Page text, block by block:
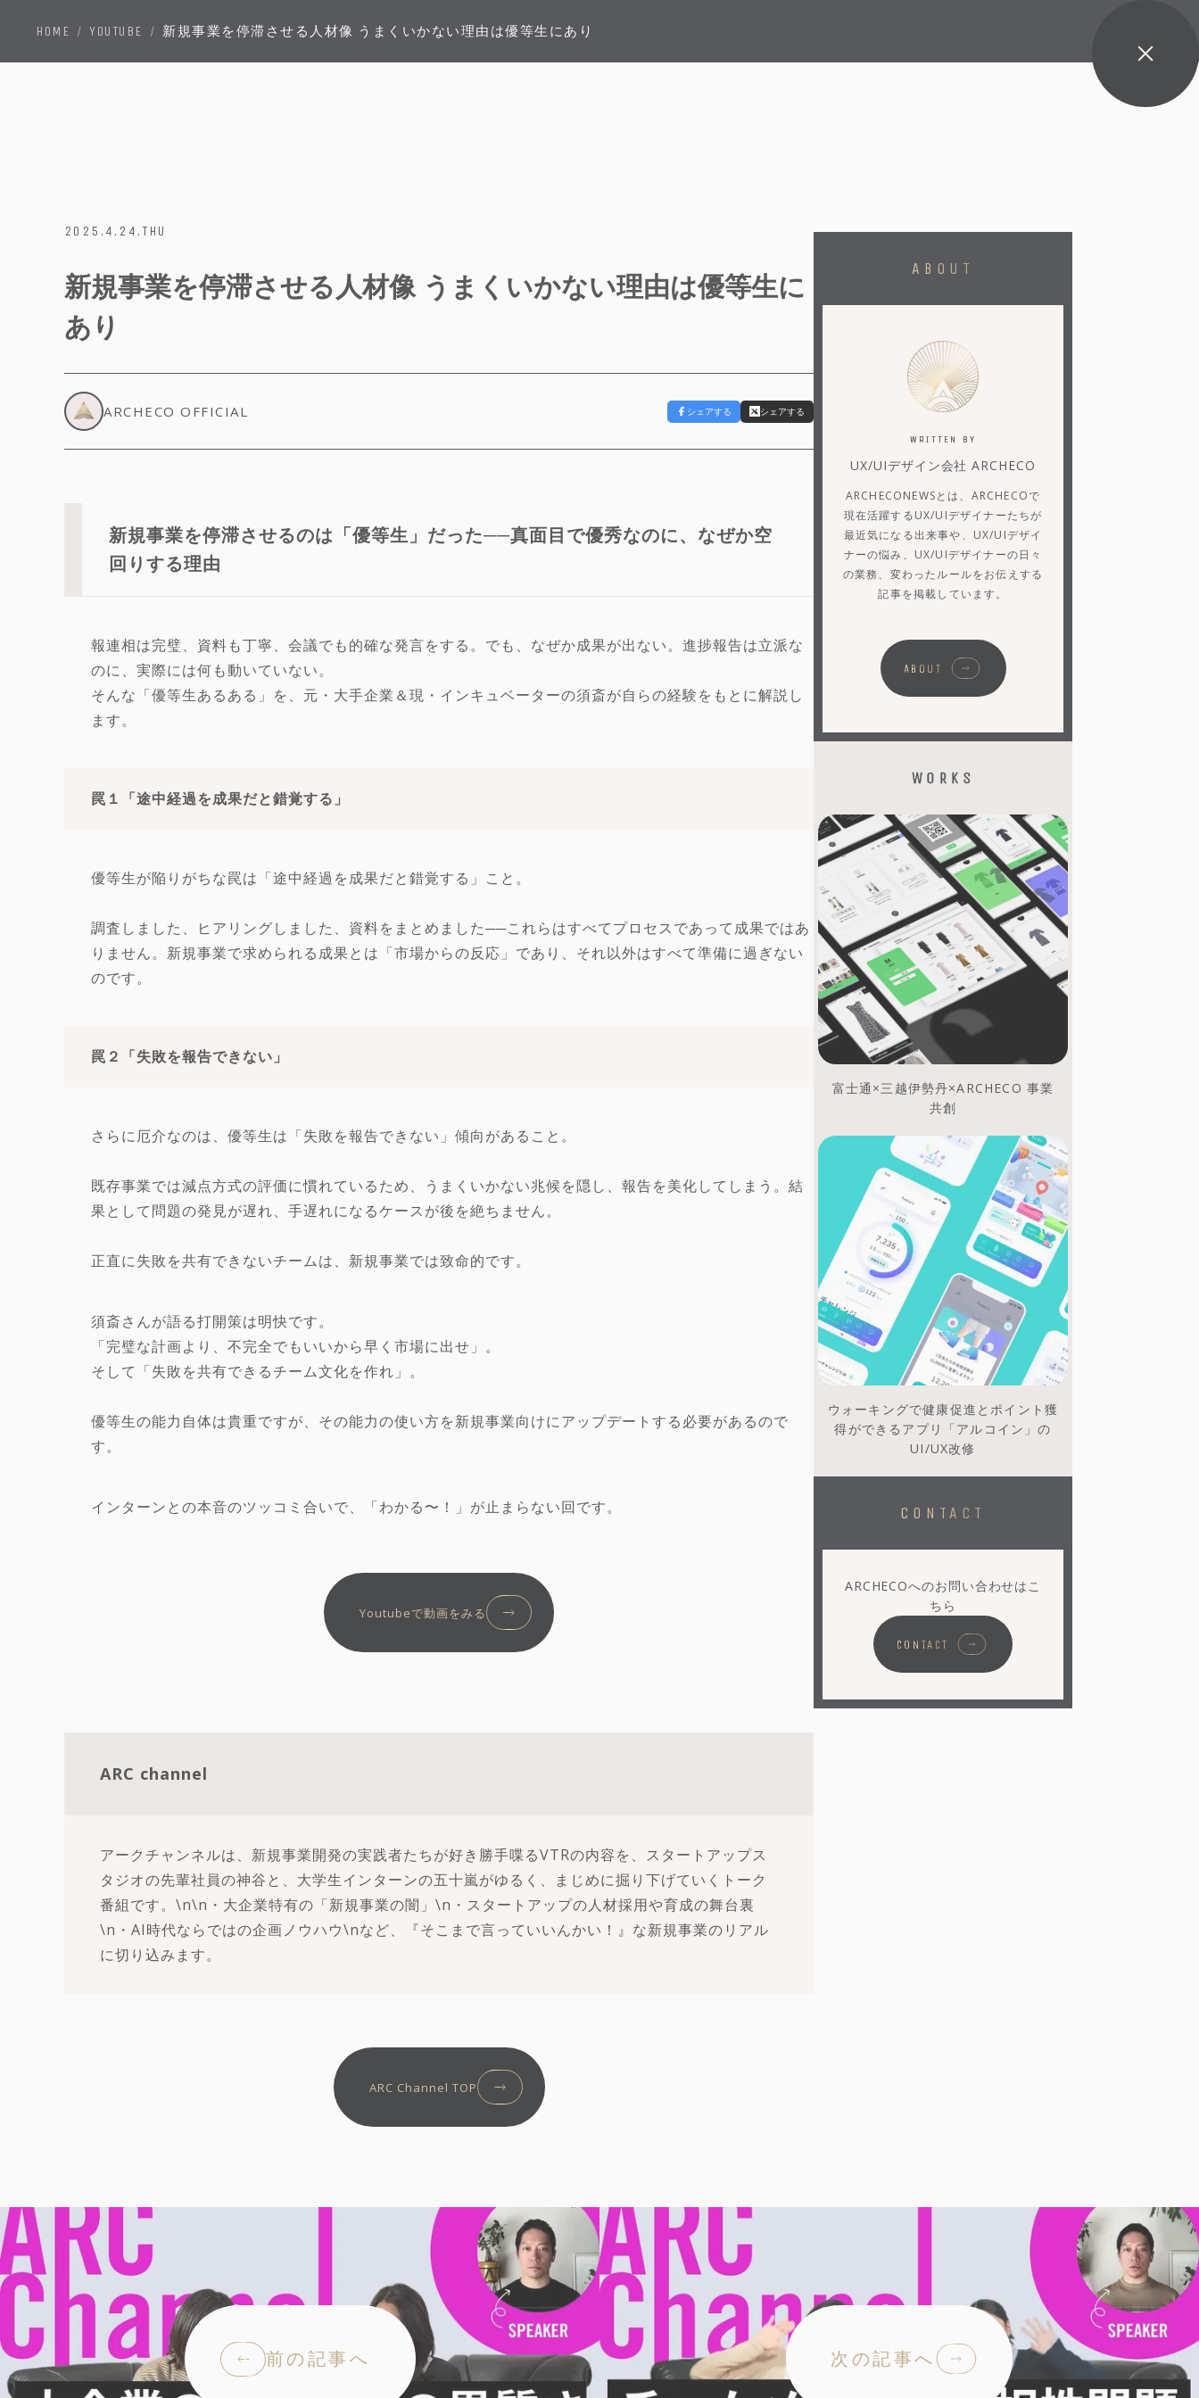
HOME / YOUTUBE / 新規事業を停滞させる人材像 うまくいかない理由は優等生にあり
2025.4.24.THU
新規事業を停滞させる人材像 うまくいかない理由は優等生に
あり
ARCHECO OFFICIAL シェアする シェアする
新規事業を停滞させるのは「優等生」だった──真面目で優秀なのに、なぜか空
回りする理由
報連相は完璧、資料も丁寧、会議でも的確な発言をする。でも、なぜか成果が出ない。進捗報告は立派な
のに、実際には何も動いていない。
そんな「優等生あるある」を、元・大手企業＆現・インキュベーターの須斎が自らの経験をもとに解説し
ます。
罠１「途中経過を成果だと錯覚する」
優等生が陥りがちな罠は「途中経過を成果だと錯覚する」こと。
調査しました、ヒアリングしました、資料をまとめました──これらはすべてプロセスであって成果ではあ
りません。新規事業で求められる成果とは「市場からの反応」であり、それ以外はすべて準備に過ぎない
のです。
罠２「失敗を報告できない」
さらに厄介なのは、優等生は「失敗を報告できない」傾向があること。
既存事業では減点方式の評価に慣れているため、うまくいかない兆候を隠し、報告を美化してしまう。結
果として問題の発見が遅れ、手遅れになるケースが後を絶ちません。
正直に失敗を共有できないチームは、新規事業では致命的です。
須斎さんが語る打開策は明快です。
「完璧な計画より、不完全でもいいから早く市場に出せ」。
そして「失敗を共有できるチーム文化を作れ」。
優等生の能力自体は貴重ですが、その能力の使い方を新規事業向けにアップデートする必要があるので
す。
インターンとの本音のツッコミ合いで、「わかる〜！」が止まらない回です。
Youtubeで動画をみる
ARC channel
アークチャンネルは、新規事業開発の実践者たちが好き勝手喋るVTRの内容を、スタートアップス
タジオの先輩社員の神谷と、大学生インターンの五十嵐がゆるく、まじめに掘り下げていくトーク
番組です。\n\n・大企業特有の「新規事業の闇」\n・スタートアップの人材採用や育成の舞台裏
\n・AI時代ならではの企画ノウハウ\nなど、『そこまで言っていいんかい！』な新規事業のリアル
に切り込みます。
ARC Channel TOP
ABOUT
WRITTEN BY
UX/UIデザイン会社 ARCHECO
ARCHECONEWSとは、ARCHECOで
現在活躍するUX/UIデザイナーたちが
最近気になる出来事や、UX/UIデザイ
ナーの悩み、UX/UIデザイナーの日々
の業務、変わったルールをお伝えする
記事を掲載しています。
ABOUT
WORKS
富士通×三越伊勢丹×ARCHECO 事業
共創
ウォーキングで健康促進とポイント獲
得ができるアプリ「アルコイン」の
UI/UX改修
CONTACT
ARCHECOへのお問い合わせはこ
ちら
CONTACT
前の記事へ 次の記事へ